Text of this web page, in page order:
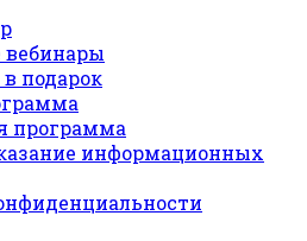
вебинары
подарок
программа
информационных